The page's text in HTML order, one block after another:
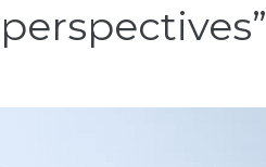
perspectives”
et